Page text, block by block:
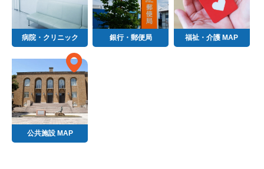
病院・クリニック 銀行・郵便局 福祉・介護 MAP
公共施設 MAP